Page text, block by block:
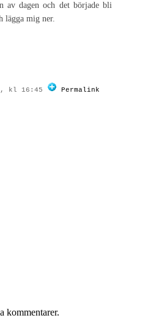
av dagen och det började bli
lägga mig ner.
kl 16:45 Permalink
kommentarer.